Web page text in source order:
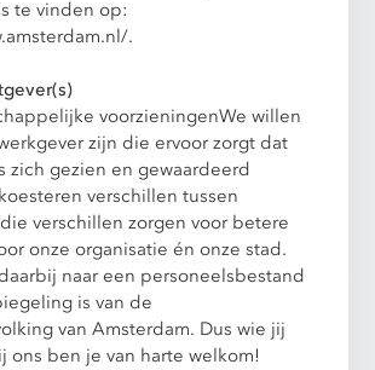
te vinden op:
.
voorzieningenWe willen
zijn die ervoor zorgt dat
zich gezien en gewaardeerd
verschillen tussen
die verschillen zorgen voor betere
onze organisatie én onze stad.
naar een personeelsbestand
is van de
van Amsterdam. Dus wie jij
ons ben je van harte welkom!